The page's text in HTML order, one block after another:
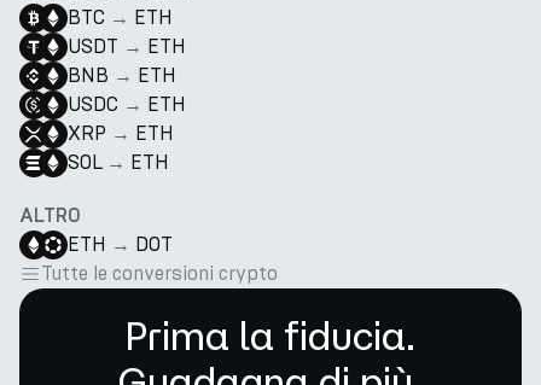
BTC → ETH
USDT → ETH
BNB → ETH
USDC → ETH
XRP → ETH
SOL → ETH
ALTRO
ETH → DOT
Tutte le conversioni crypto
Prima la fiducia.